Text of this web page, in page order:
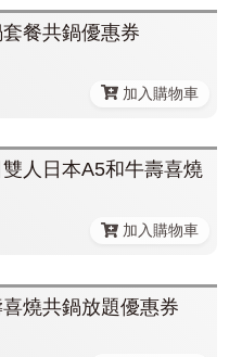
餐共鍋優惠券
加入購物車
人日本A5和牛壽喜燒
加入購物車
燒共鍋放題優惠券